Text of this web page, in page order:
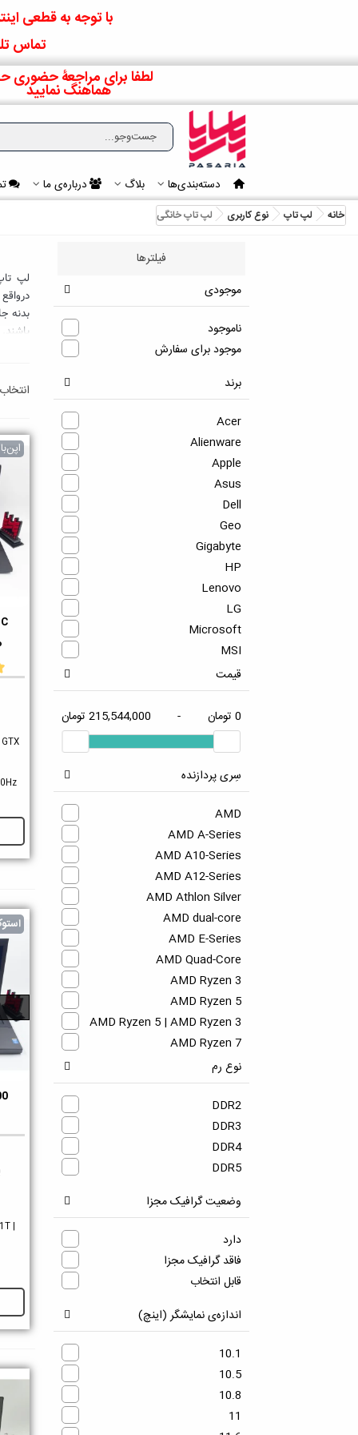
با توجه به قطعی
تماس
لطفا برای مراجعۀ حضوری
هماهنگ نمایید
دسته‌بندی‌ها بلاگ درباره‌ی ما
خانه
لپ تاپ نوع کاربری لپ تاپ خانگی
فیلترها
موجودی
ناموجود
موجود برای سفارش
برند
Acer
Alienware
Apple
Asus
Dell
Geo
Gigabyte
HP
Lenovo
LG
Microsoft
MSI
Razer
Samsung
Sony
Toshiba
قیمت
0 تومان - 215,544,000 تومان
سِری پردازنده
AMD
AMD A-Series
AMD A10-Series
AMD A12-Series
AMD Athlon Silver
AMD dual-core
AMD E-Series
AMD Quad-Core
AMD Ryzen 3
AMD Ryzen 5
AMD Ryzen 5 | AMD Ryzen 3
AMD Ryzen 7
AMD Ryzen 7 | AMD Ryzen 5
AMD Ryzen 7 | AMD Ryzen 5 |
AMD Ryzen 3
AMD Ryzen 9
AMD Turion II Dual-Core
Apple M1
Apple M2
Intel Celeron
Intel Core 2
Intel Core 2 Duo
Intel Core i3
Intel Core i5
Intel Core i5 | Intel Core i3
Intel Core i7
Intel Core i7 | Intel Core i5
Intel Core i7 | Intel Xeon E3
نوع رم
DDR2
DDR3
DDR4
DDR5
وضعیت گرافیک مجزا
دارد
فاقد گرافیک مجزا
قابل انتخاب
اندازه‌ی نمایشگر (اینچ)
10.1
10.5
10.8
11
انتخاب
|